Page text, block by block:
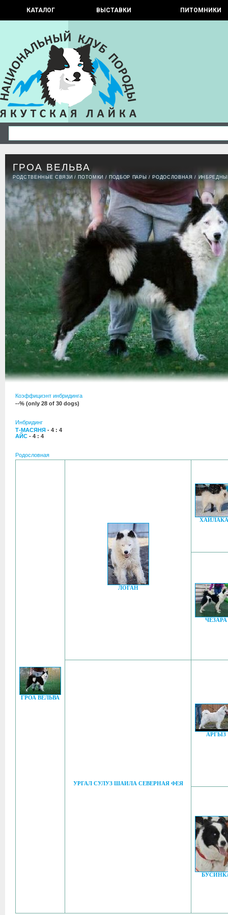
КАТАЛОГ ВЫСТАВКИ ПИТОМНИКИ
ГРОА ВEЛЬВА
РОДСТВЕННЫЕ СВЯЗИ / ПОТОМКИ / ПОДБОР ПАРЫ / РОДОСЛОВНАЯ /
Коэффициэнт инбридинга
--% (only 28 of 30 dogs)
Инбридинг
Т-МАСЯНЯ - 4 : 4
АЙС - 4 : 4
Родословная
ГРОА ВEЛЬВА
ЛОГАН
ЧЕЗАРА
УРГАЛ СУЛУЗ ШАИЛА СЕВЕРНАЯ ФЕЯ
АРГЫЗ